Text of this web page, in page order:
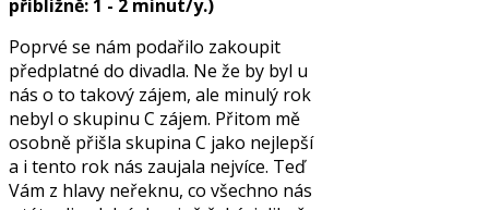
přibližně: 1 - 2 minut/y.)
Poprvé se nám podařilo zakoupit
předplatné do divadla. Ne že by byl u
nás o to takový zájem, ale minulý rok
nebyl o skupinu C zájem. Přitom mě
osobně přišla skupina C jako nejlepší
a i tento rok nás zaujala nejvíce. Teď
Vám z hlavy neřeknu, co všechno nás